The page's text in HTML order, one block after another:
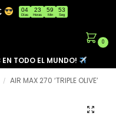
04
Días
23
Horas
59
Min
53
Seg
0
TODO EL MUNDO!
/ AIR MAX 270 ‘TRIPLE OLIVE’